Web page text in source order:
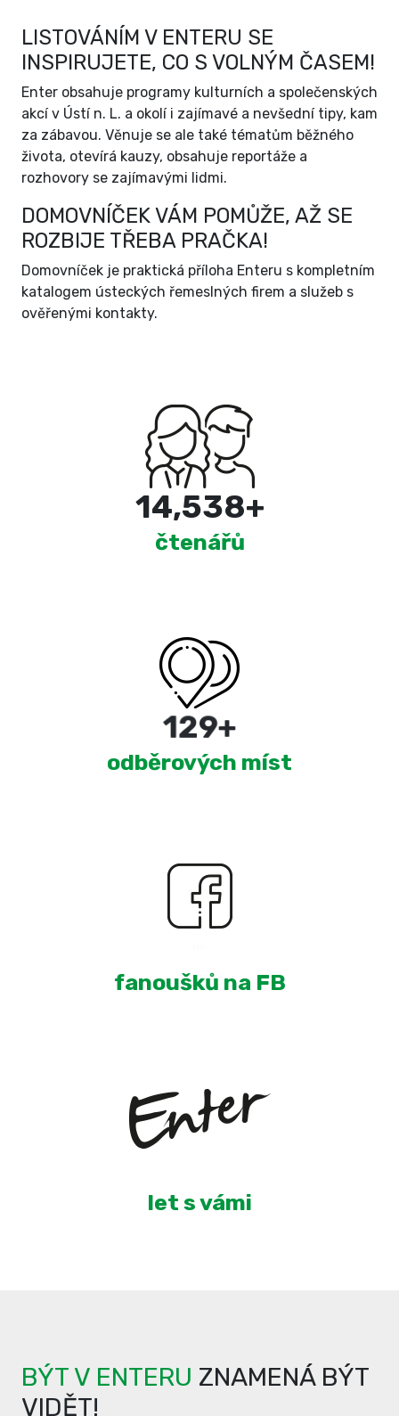
LISTOVÁNÍM V ENTERU SE
INSPIRUJETE, CO S VOLNÝM ČASEM!
Enter obsahuje programy kulturních a společenských
akcí v Ústí n. L. a okolí i zajímavé a nevšední tipy, kam
za zábavou. Věnuje se ale také tématům běžného
života, otevírá kauzy, obsahuje reportáže a
rozhovory se zajímavými lidmi.
DOMOVNÍČEK VÁM POMŮŽE, AŽ SE
ROZBIJE TŘEBA PRAČKA!
Domovníček je praktická příloha Enteru s kompletním
katalogem ústeckých řemeslných firem a služeb s
ověřenými kontakty.
15,000+
čtenářů
220+
odběrových míst
fanoušků na FB
let s vámi
BÝT V ENTERU ZNAMENÁ BÝT
VIDĚT!